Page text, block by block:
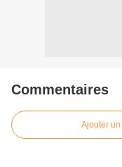
Commentaires
Ajouter